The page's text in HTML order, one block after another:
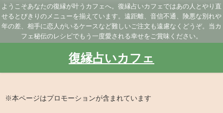
ようこそあなたの復縁が叶うカフェへ。復縁占いカフェではあの人とやり直
せるとびきりのメニューを揃えています。遠距離、音信不通、険悪な別れや
年の差、相手に恋人がいるケースなど難しいご注文も遠慮なくどうぞ。当カ
フェ秘伝のレシピでもう一度愛される幸せをご賞味ください。
復縁占いカフェ
※本ページはプロモーションが含まれています